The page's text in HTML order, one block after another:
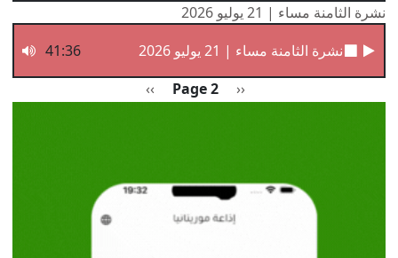
نشرة الثامنة مساء | 21 يوليو 2026
نشرة الثامنة مساء | 21 يوليو 2026
41:36
Previous page
‹‹
Page 2 الصفحة التالية
››